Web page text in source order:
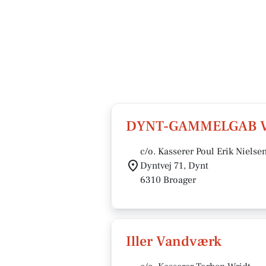
DYNT-GAMMELGAB
c/o. Kasserer Poul Erik
Dyntvej 71, Dynt
6310 Broager
Iller Vandværk